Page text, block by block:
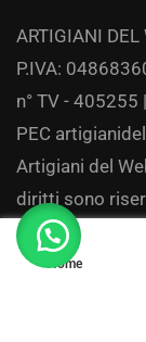
ARTIGIANI DEL
P.IVA:
n° TV - 405255
PEC
Artigiani del
diritti sono
Privacy
Home